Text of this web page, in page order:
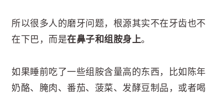
所以很多人的磨牙问题，根源其实不在牙齿也不
在下巴，而是在鼻子和组胺身上。
如果睡前吃了一些组胺含量高的东西，比如陈年
奶酪、腌肉、番茄、菠菜、发酵豆制品，或者喝